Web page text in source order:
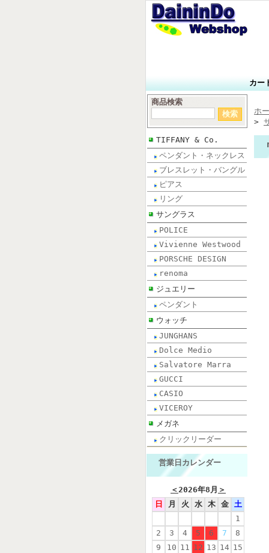
カー
商品検索
TIFFANY & Co.
ペンダント・ネックレス
ブレスレット・バングル
ピアス
リング
サングラス
POLICE
Vivienne Westwood
PORSCHE DESIGN
renoma
ジュエリー
ペンダント
ウォッチ
JUNGHANS
Dolce Medio
Salvatore Marra
GUCCI
CASIO
VICEROY
メガネ
クリックリーダー
営業日カレンダー
＜2026年8月 ＞
日
月 火 水 木 金
土
1
2
3 4 5 6 7
8
9
10 11 12 13 14 15
ホ
>